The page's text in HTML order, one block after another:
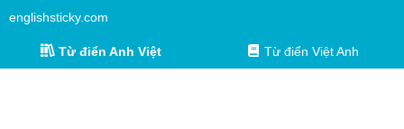
englishsticky.com
Từ điển Anh Việt Từ điển Việt Anh